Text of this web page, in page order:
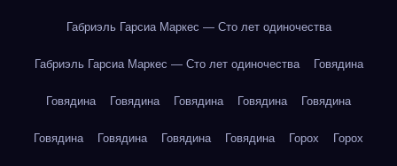
Габриэль Гарсиа Маркес — Сто лет одиночества
Габриэль Гарсиа Маркес — Сто лет одиночества Говядина
Говядина Говядина Говядина Говядина Говядина
Говядина Говядина Говядина Говядина Горох Горох